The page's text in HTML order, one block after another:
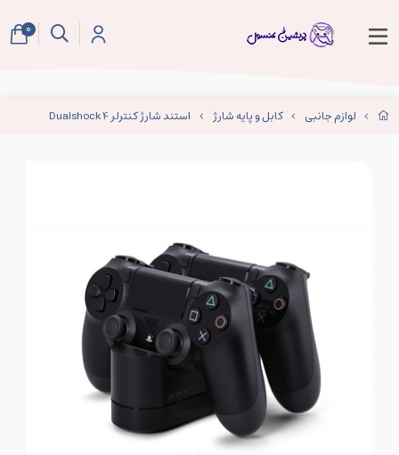
لوازم جانبی کابل و پایه شارژ استند شارژ کنترلر Dualshock 4
0